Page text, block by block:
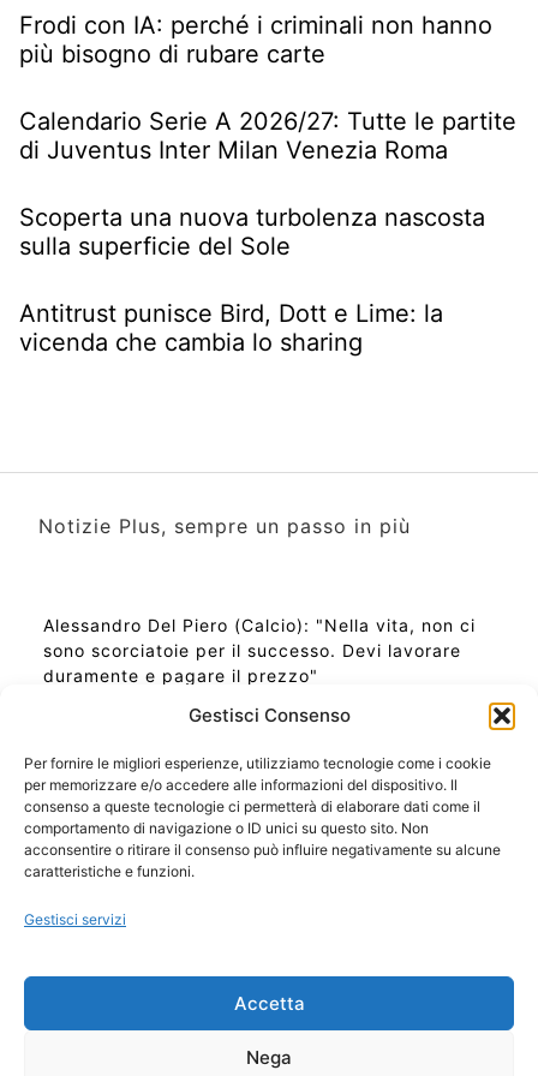
Gestisci Consenso
Per fornire le migliori esperienze, utilizziamo tecnologie come i cookie
per memorizzare e/o accedere alle informazioni del dispositivo. Il
consenso a queste tecnologie ci permetterà di elaborare dati come il
comportamento di navigazione o ID unici su questo sito. Non
acconsentire o ritirare il consenso può influire negativamente su alcune
caratteristiche e funzioni.
Gestisci servizi
Accetta
Nega
Frodi con IA: perché i criminali non hanno
più bisogno di rubare carte
Calendario Serie A 2026/27: Tutte le partite
di Juventus Inter Milan Venezia Roma
Scoperta una nuova turbolenza nascosta
sulla superficie del Sole
Antitrust punisce Bird, Dott e Lime: la
vicenda che cambia lo sharing
Notizie Plus, sempre un passo in più
Alessandro Del Piero (Calcio): "Nella vita, non ci
sono scorciatoie per il successo. Devi lavorare
duramente e pagare il prezzo"
Ora Esatta in Italia in questo momento
Ti Senti Strano Ultimamente? Potrebbe Essere per
la Risonanza di Schumann
Come Sapere Se Stai Ascendendo alla Quinta
Copyright 2026 NotiziePlus.com